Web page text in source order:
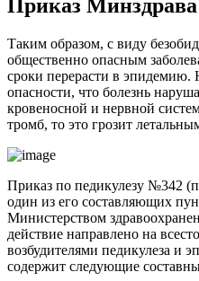
Приказ
Таким образом, с виду
общественно опасным
сроки перерасти в эпидемию.
опасности, что болезнь
кровеносной и нервной
тромб, то это грозит
Приказ по педикулезу №342
один из его составляющих
Министерством
действие направлено на
возбудителями педикулеза и
содержит следующие